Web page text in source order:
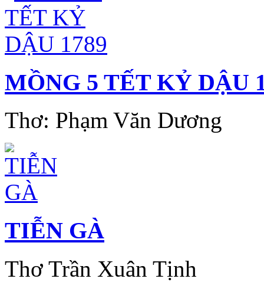
MỒNG 5 TẾT KỶ DẬU
Thơ: Phạm Văn Dương
TIỄN GÀ
Thơ Trần Xuân Tịnh